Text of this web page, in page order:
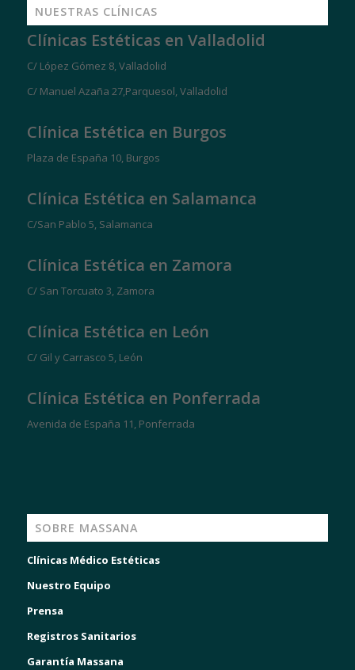
NUESTRAS CLÍNICAS
Clínicas Estéticas en Valladolid
C/ López Gómez 8, Valladolid
C/ Manuel Azaña 27,Parquesol, Valladolid
Clínica Estética en Burgos
Plaza de España 10, Burgos
Clínica Estética en Salamanca
C/San Pablo 5, Salamanca
Clínica Estética en Zamora
C/ San Torcuato 3, Zamora
Clínica Estética en León
C/ Gil y Carrasco 5, León
Clínica Estética en Ponferrada
Avenida de España 11, Ponferrada
SOBRE MASSANA
Clínicas Médico Estéticas
Nuestro Equipo
Prensa
Registros Sanitarios
Garantía Massana